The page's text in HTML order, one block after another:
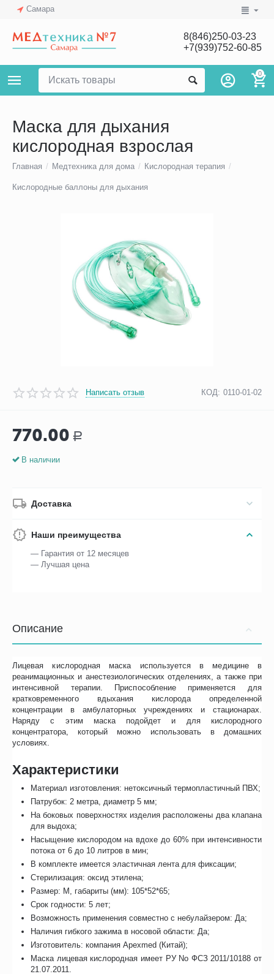
Самара
8(846)250-03-23
+7(939)752-60-85
0
Маска для дыхания
кислородная взрослая
Главная / Медтехника для дома / Кислородная терапия /
Кислородные баллоны для дыхания
Написать отзыв КОД: 0110-01-02
770.00 Р
В наличии
Доставка
Наши преимущества
— Гарантия от 12 месяцев
— Лучшая цена
Описание
Лицевая кислородная маска используется в медицине в
реанимационных и анестезиологических отделениях, а также при
интенсивной терапии. Приспособление применяется для
кратковременного вдыхания кислорода определенной
концентрации в амбулаторных учреждениях и стационарах.
Наряду с этим маска подойдет и для кислородного
концентратора, который можно использовать в домашних
условиях.
Характеристики
Материал изготовления: нетоксичный термопластичный ПВХ;
Патрубок: 2 метра, диаметр 5 мм;
На боковых поверхностях изделия расположены два клапана
для выдоха;
Насыщение кислородом на вдохе до 60% при интенсивности
потока от 6 до 10 литров в мин;
В комплекте имеется эластичная лента для фиксации;
Стерилизация: оксид этилена;
Размер: М, габариты (мм): 105*52*65;
Срок годности: 5 лет;
Возможность применения совместно с небулайзером: Да;
Наличия гибкого зажима в носовой области: Да;
Изготовитель: компания Apexmed (Китай);
Маска лицевая кислородная имеет РУ No ФСЗ 2011/10188 от
21.07.2011.